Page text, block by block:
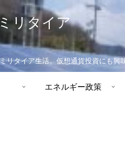
リタイア
リタイア生活。仮想通貨投資にも興
エネルギー政策